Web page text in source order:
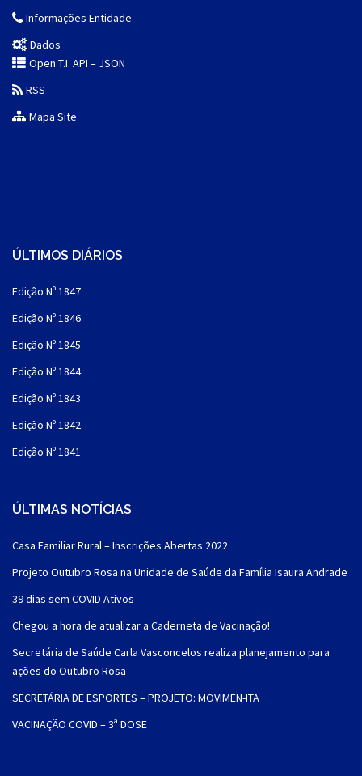
Informações Entidade
Dados
Open T.I. API – JSON
RSS
Mapa Site
ÚLTIMOS DIÁRIOS
Edição Nº 1847
Edição Nº 1846
Edição Nº 1845
Edição Nº 1844
Edição Nº 1843
Edição Nº 1842
Edição Nº 1841
ÚLTIMAS NOTÍCIAS
Casa Familiar Rural – Inscrições Abertas 2022
Projeto Outubro Rosa na Unidade de Saúde da Família Isaura Andrade
39 dias sem COVID Ativos
Chegou a hora de atualizar a Caderneta de Vacinação!
Secretária de Saúde Carla Vasconcelos realiza planejamento para
ações do Outubro Rosa
SECRETÁRIA DE ESPORTES – PROJETO: MOVIMEN-ITA
VACINAÇÃO COVID – 3ª DOSE